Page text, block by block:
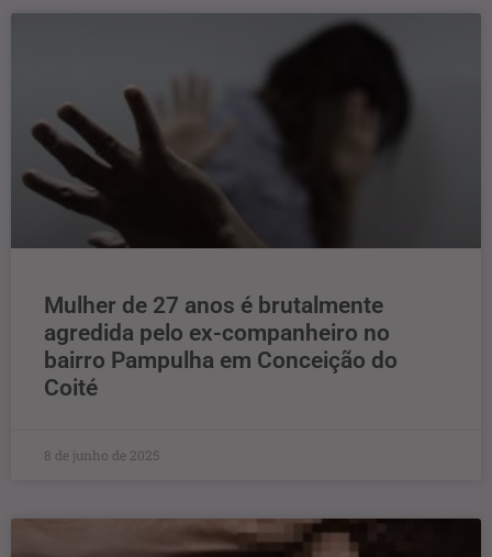
Mulher de 27 anos é brutalmente
agredida pelo ex-companheiro no
bairro Pampulha em Conceição do
Coité
8 de junho de 2025